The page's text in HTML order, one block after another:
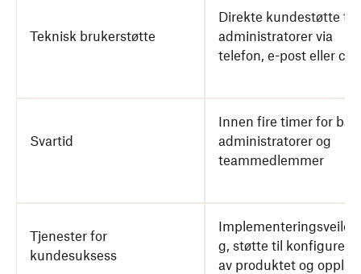
Teknisk brukerstøtte
Direkte kundestøtte for
administratorer via
telefon, e-post eller
Svartid
Innen fire timer for
administratorer og
teammedlemmer
Tjenester for
kundesuksess
g, støtte til
av produktet og